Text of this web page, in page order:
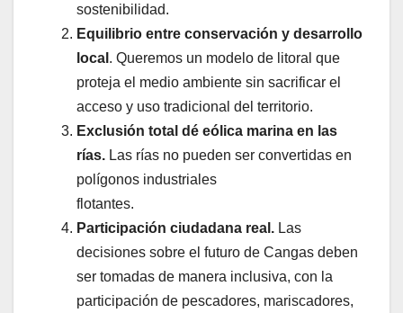
sostenibilidad.
Equilibrio entre conservación y desarrollo
local . Queremos un modelo de litoral que
proteja el medio ambiente sin sacrificar el
acceso y uso tradicional del territorio.
Exclusión total dé eólica marina en las
rías. Las rías no pueden ser convertidas en
polígonos industriales
flotantes.
Participación ciudadana real. Las
decisiones sobre el futuro de Cangas deben
ser tomadas de manera inclusiva, con la
participación de pescadores, mariscadores,